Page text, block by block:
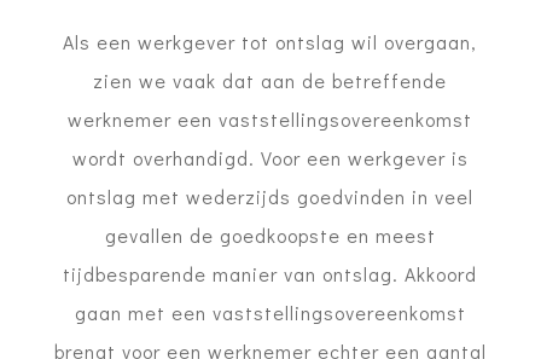
Als een werkgever tot ontslag wil overgaan,
zien we vaak dat aan de betreffende
werknemer een vaststellingsovereenkomst
wordt overhandigd. Voor een werkgever is
ontslag met wederzijds goedvinden in veel
gevallen de goedkoopste en meest
tijdbesparende manier van ontslag. Akkoord
gaan met een vaststellingsovereenkomst
brengt voor een werknemer echter een aantal